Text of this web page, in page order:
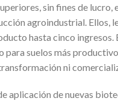
sin fines de lucro,
agroindustrial. Ellos,
hasta cinco ingresos.
suelos más
ni
aplicación de nuevas